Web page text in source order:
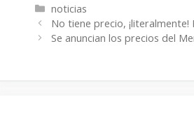
Categorías
noticias
No tiene precio, ¡literalmente!
Se anuncian los precios del